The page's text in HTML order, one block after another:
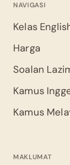
NAVIGASI
Kelas
Harga
Soalan
Kamus
Kamus
MAKLUMAT